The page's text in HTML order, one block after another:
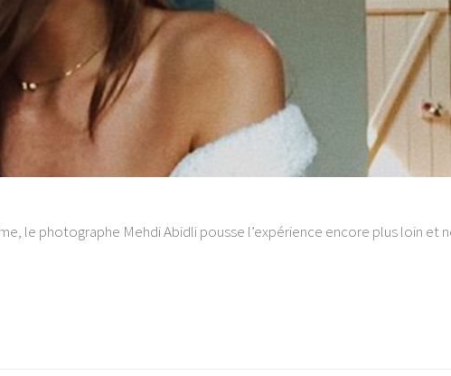
le photographe Mehdi Abidli pousse l’expérience encore plus loin et